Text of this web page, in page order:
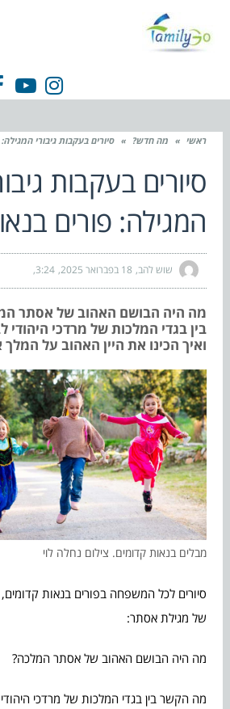
ראשי » מה חדש? » סיורים בעקבות גיבורי
סיורים בעקבות
המגילה: פורים
שוש להב 18 בפברואר 2025 3:24
מה היה הבושם האהוב של אסתר
בין בגדי המלכות של מרדכי היהודי
ואיך הכינו את היין האהוב על
מבלים בנאות קדומים. צילום נחלה לוי
סיורים לכל המשפחה בפורים בנאות
של מגילת אסתר:
מה היה הבושם האהוב של אסתר המלכה?
מה הקשר בין בגדי המלכות של מרדכי היהודי